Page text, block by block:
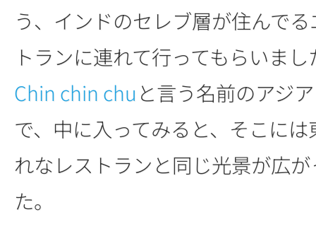
う、インドのセレブ層が住んで
トランに連れて行ってもらいまし
Chin chin chu と言う名前のアジ
で、中に入ってみると、そこに
れなレストランと同じ光景が広
た。